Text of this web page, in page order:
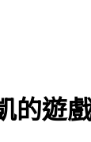
的遊